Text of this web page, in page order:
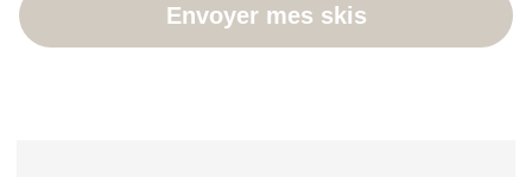
Envoyer mes skis